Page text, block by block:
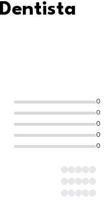
0
0
0
0
0